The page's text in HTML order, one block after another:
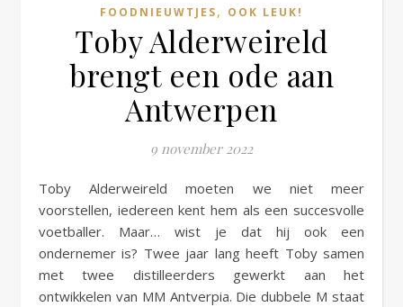
FOODNIEUWTJES, OOK LEUK!
Toby Alderweireld
brengt een ode aan
Antwerpen
9 november 2022
Toby Alderweireld moeten we niet meer
voorstellen, iedereen kent hem als een succesvolle
voetballer. Maar… wist je dat hij ook een
ondernemer is? Twee jaar lang heeft Toby samen
met twee distilleerders gewerkt aan het
ontwikkelen van MM Antverpia. Die dubbele M staat